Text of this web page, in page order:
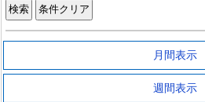
月間表示
週間表示